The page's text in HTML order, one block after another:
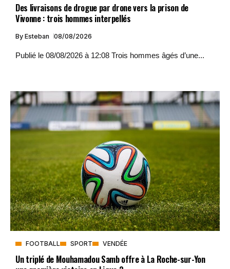
Des livraisons de drogue par drone vers la prison de
Vivonne : trois hommes interpellés
By Esteban 08/08/2026
Publié le 08/08/2026 à 12:08 Trois hommes âgés d’une...
FOOTBALL SPORT VENDÉE
Un triplé de Mouhamadou Samb offre à La Roche-sur-Yon